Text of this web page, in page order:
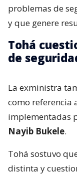
problemas de
y que genere
Tohá
de
La exministra
como referencia
implementadas
Nayib Bukele.
Tohá sostuvo
distinta y